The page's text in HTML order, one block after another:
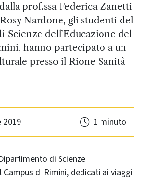
prof.ssa Federica Zanetti
Nardone, gli studenti del
Scienze dell’Educazione del
hanno partecipato a un
presso il Rione Sanità
2019 1 minuto
di Scienze
Campus di Rimini, dedicati ai viaggi